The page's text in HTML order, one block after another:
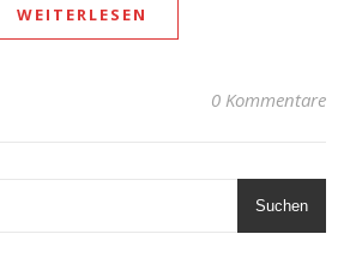
WEITERLESEN
0 Kommentare
Suchen